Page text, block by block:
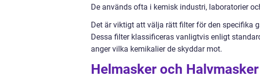
De används ofta i kemisk industri, laboratorier
Det är viktigt att välja rätt filter för den specifika
Dessa filter klassificeras vanligtvis enligt
anger vilka kemikalier de skyddar mot.
Helmasker och Halvmasker